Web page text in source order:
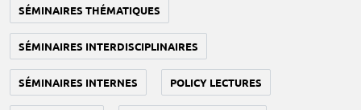
SÉMINAIRES THÉMATIQUES
SÉMINAIRES INTERDISCIPLINAIRES
SÉMINAIRES INTERNES POLICY LECTURES